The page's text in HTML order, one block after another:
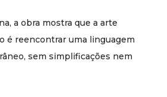
Sua escrita combina clareza,
densidade intelectual,
academicismo hermético
a obra mostra que a arte
é reencontrar uma linguagem
sem simplificações nem